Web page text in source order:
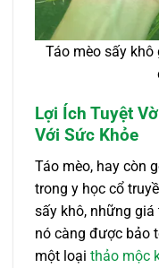
Táo mèo sấy
Lợi Ích Tuyệt
Với Sức Khỏe
Táo mèo, hay còn
trong y học cổ
sấy khô, những
nó càng được bảo
một loại thảo mộc